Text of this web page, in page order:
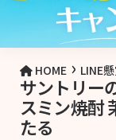
HOME › LINE
サントリー
スミン焼酎
たる